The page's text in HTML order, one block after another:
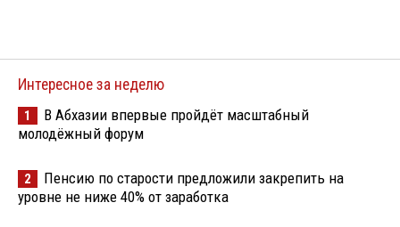
Интересное за неделю
1
В Абхазии впервые пройдёт масштабный
молодёжный форум
2
Пенсию по старости предложили закрепить на
уровне не ниже 40% от заработка